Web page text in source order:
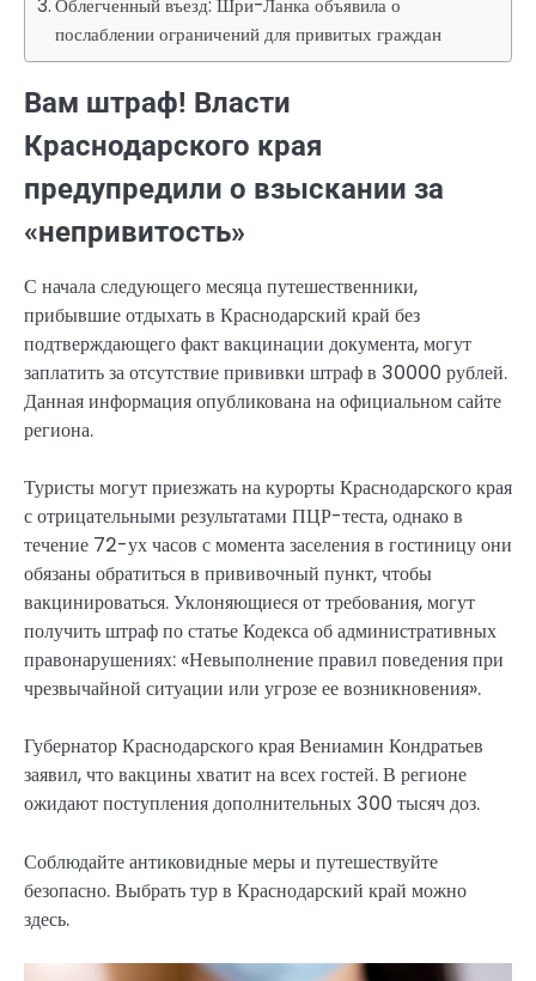
Облегченный въезд: Шри-Ланка объявила о
послаблении ограничений для привитых граждан
Вам штраф! Власти
Краснодарского края
предупредили о взыскании за
«непривитость»
С начала следующего месяца путешественники,
прибывшие отдыхать в Краснодарский край без
подтверждающего факт вакцинации документа, могут
заплатить за отсутствие прививки штраф в 30000 рублей.
Данная информация опубликована на официальном сайте
региона.
Туристы могут приезжать на курорты Краснодарского края
с отрицательными результатами ПЦР-теста, однако в
течение 72-ух часов с момента заселения в гостиницу они
обязаны обратиться в прививочный пункт, чтобы
вакцинироваться. Уклоняющиеся от требования, могут
получить штраф по статье Кодекса об административных
правонарушениях: «Невыполнение правил поведения при
чрезвычайной ситуации или угрозе ее возникновения».
Губернатор Краснодарского края Вениамин Кондратьев
заявил, что вакцины хватит на всех гостей. В регионе
ожидают поступления дополнительных 300 тысяч доз.
Соблюдайте антиковидные меры и путешествуйте
безопасно. Выбрать тур в Краснодарский край можно
здесь.